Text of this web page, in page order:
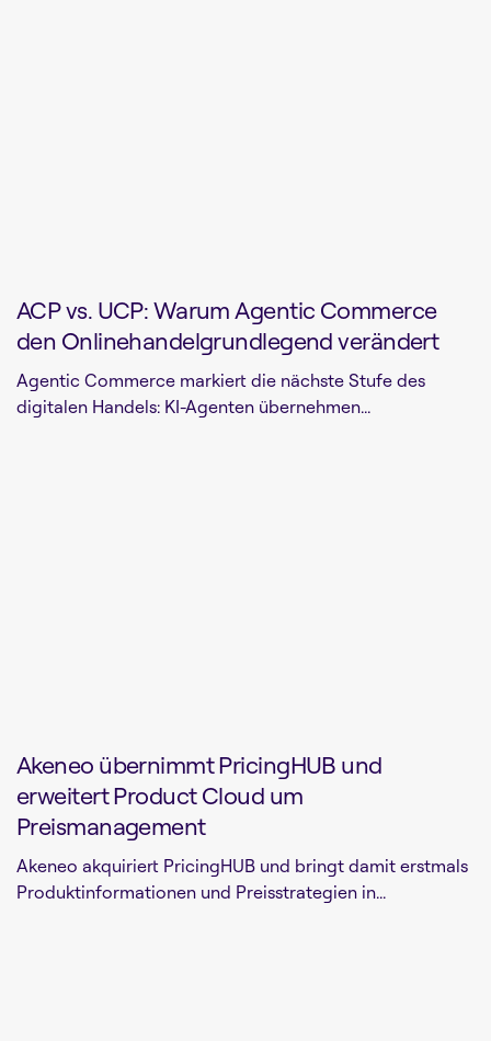
ACP vs. UCP: Warum Agentic Commerce
den Onlinehandelgrundlegend verändert
Agentic Commerce markiert die nächste Stufe des
digitalen Handels: KI-Agenten übernehmen...
Akeneo übernimmt PricingHUB und
erweitert Product Cloud um
Preismanagement
Akeneo akquiriert PricingHUB und bringt damit erstmals
Produktinformationen und Preisstrategien in...